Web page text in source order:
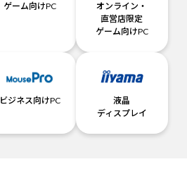
ゲーム向けPC
オンライン・
直営店限定
ゲーム向けPC
ビジネス向けPC
液晶
ディスプレイ